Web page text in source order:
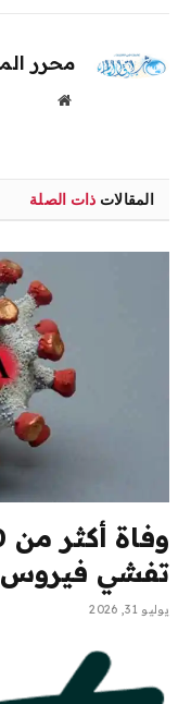
محرر
موقع
المقالات ذات الصلة
تفشي فيروس
يوليو 31, 2026